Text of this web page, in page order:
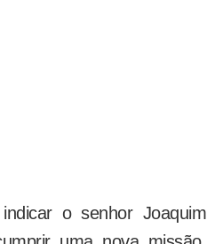
o senhor Joaquim